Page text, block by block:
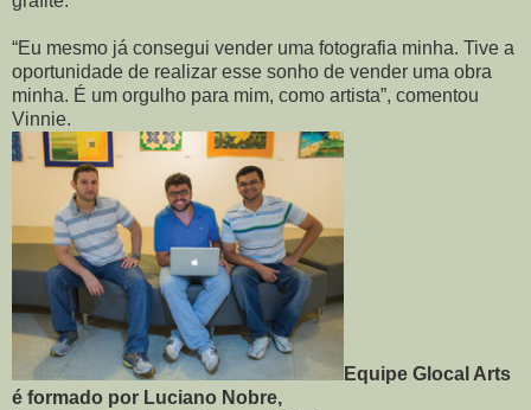
“Eu mesmo já consegui vender uma fotografia minha. Tive a
oportunidade de realizar esse sonho de vender uma obra
minha. É um orgulho para mim, como artista”, comentou
Vinnie.
Equipe Glocal Arts
é formado por Luciano Nobre,